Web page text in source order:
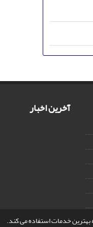
بهترین خدمات استفاده می کند.
آخرین اخبار